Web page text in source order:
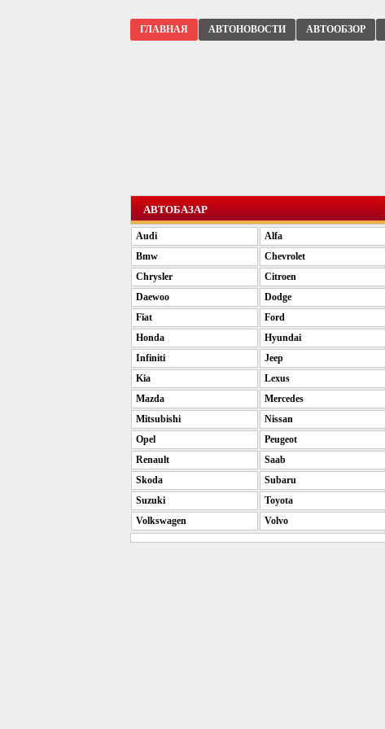
ГЛАВНАЯ АВТОНОВОСТИ АВТООБЗОР
АВТОБАЗАР
Audi
Alfa
Bmw
Chevrolet
Chrysler
Citroen
Daewoo
Dodge
Fiat
Ford
Honda
Hyundai
Infiniti
Jeep
Kia
Lexus
Mazda
Mercedes
Mitsubishi
Nissan
Opel
Peugeot
Renault
Saab
Skoda
Subaru
Suzuki
Toyota
Volkswagen
Volvo